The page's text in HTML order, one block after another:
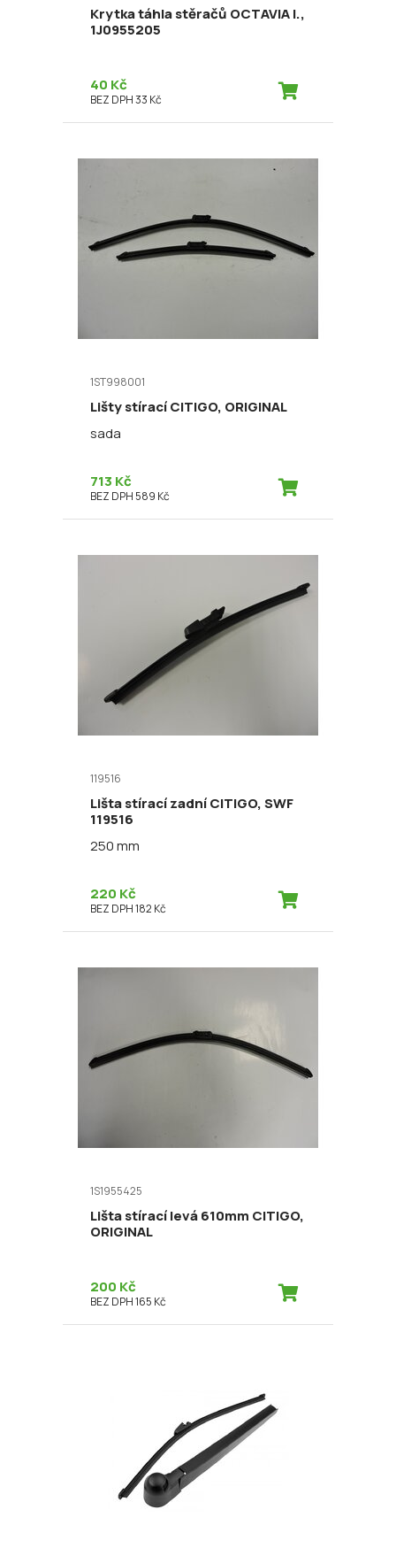
Krytka táhla stěračů OCTAVIA I.,
1J0955205
40 Kč
BEZ DPH 33 Kč
1ST998001
Lišty stírací CITIGO, ORIGINAL
sada
713 Kč
BEZ DPH 589 Kč
119516
Lišta stírací zadní CITIGO, SWF
119516
250 mm
220 Kč
BEZ DPH 182 Kč
1S1955425
Lišta stírací levá 610mm CITIGO,
ORIGINAL
200 Kč
BEZ DPH 165 Kč